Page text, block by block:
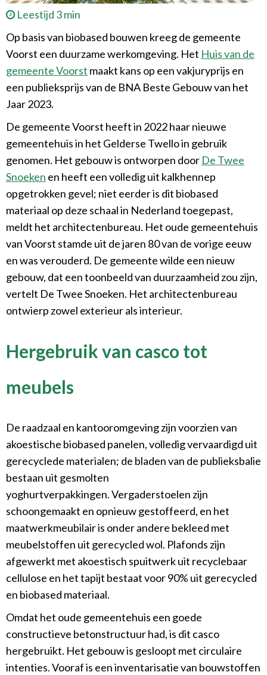
Leestijd 3 min
Op basis van biobased bouwen kreeg de gemeente
Voorst een duurzame werkomgeving. Het Huis van de
gemeente Voorst maakt kans op een vakjuryprijs en
een publieksprijs van de BNA Beste Gebouw van het
Jaar 2023.
De gemeente Voorst heeft in 2022 haar nieuwe
gemeentehuis in het Gelderse Twello in gebruik
genomen. Het gebouw is ontworpen door De Twee
Snoeken en heeft een volledig uit kalkhennep
opgetrokken gevel; niet eerder is dit biobased
materiaal op deze schaal in Nederland toegepast,
meldt het architectenbureau. Het oude gemeentehuis
van Voorst stamde uit de jaren 80 van de vorige eeuw
en was verouderd. De gemeente wilde een nieuw
gebouw, dat een toonbeeld van duurzaamheid zou zijn,
vertelt De Twee Snoeken. Het architectenbureau
ontwierp zowel exterieur als interieur.
Hergebruik van casco tot
meubels
De raadzaal en kantooromgeving zijn voorzien van
akoestische biobased panelen, volledig vervaardigd uit
gerecyclede materialen; de bladen van de publieksbalie
bestaan uit gesmolten
yoghurtverpakkingen. Vergaderstoelen zijn
schoongemaakt en opnieuw gestoffeerd, en het
maatwerkmeubilair is onder andere bekleed met
meubelstoffen uit gerecycled wol. Plafonds zijn
afgewerkt met akoestisch spuitwerk uit recyclebaar
cellulose en het tapijt bestaat voor 90% uit gerecycled
en biobased materiaal.
Omdat het oude gemeentehuis een goede
constructieve betonstructuur had, is dit casco
hergebruikt. Het gebouw is gesloopt met circulaire
intenties. Vooraf is een inventarisatie van bouwstoffen